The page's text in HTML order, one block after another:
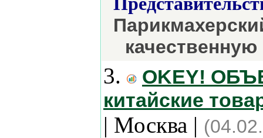
3.
OKEY!
китайские
| Москва |